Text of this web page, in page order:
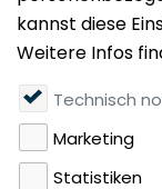
Mieten
Vermieten
Über uns
Presse